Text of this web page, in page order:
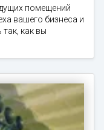
помещений
вашего бизнеса и
так, как вы